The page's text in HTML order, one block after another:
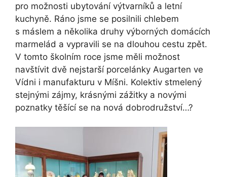
pro možnosti ubytování výtvarníků a letní
kuchyně. Ráno jsme se posilnili chlebem
s máslem a několika druhy výborných domácích
marmelád a vypravili se na dlouhou cestu zpět.
V tomto školním roce jsme měli možnost
navštívit dvě nejstarší porcelánky Augarten ve
Vídni i manufakturu v Míšni. Kolektiv stmelený
stejnými zájmy, krásnými zážitky a novými
poznatky těšící se na nová dobrodružství…?